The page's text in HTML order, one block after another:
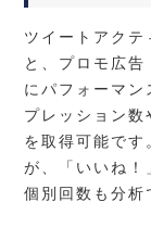
ツイートアクテ
と、プロモ広
にパフォーマ
プレッション数
を取得可能です
が、「いいね！
個別回数も分析